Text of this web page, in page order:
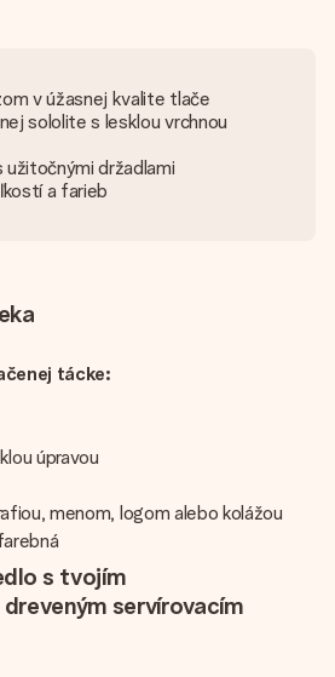
v úžasnej kvalite tlače
sololite s lesklou vrchnou
užitočnými držadlami
a farieb
tácke:
úpravou
menom, logom alebo kolážou
s tvojím
servírovacím